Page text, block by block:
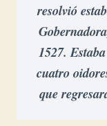
resolvió
1527.
cuatro
que